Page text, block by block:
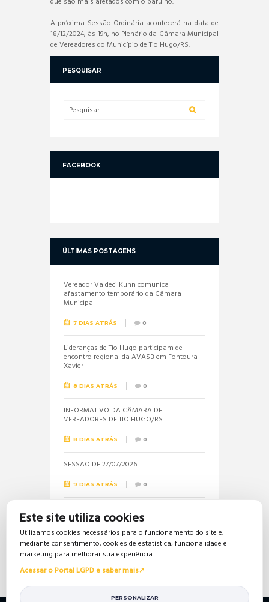
A próxima Sessão Ordinária acontecerá na data de
18/12/2024, às 19h, no Plenário da Câmara Municipal
de Vereadores do Município de Tio Hugo/RS.
PESQUISAR
FACEBOOK
ÚLTIMAS POSTAGENS
Vereador Valdeci Kuhn comunica
afastamento temporário da Câmara
Municipal
7 DIAS ATRÁS 0
Lideranças de Tio Hugo participam de
encontro regional da AVASB em Fontoura
Xavier
8 DIAS ATRÁS 0
INFORMATIVO DA CÂMARA DE
VEREADORES DE TIO HUGO/RS
8 DIAS ATRÁS 0
SESSÃO DE 27/07/2026
9 DIAS ATRÁS 0
Informações sobre a realização do próximo
concurso público são solicitadas pela
vereadora Jéssica
18 DIAS ATRÁS 0
Este site utiliza cookies
Utilizamos cookies necessários para o funcionamento do site e,
mediante consentimento, cookies de estatística, funcionalidade e
marketing para melhorar sua experiência.
Acessar o Portal LGPD e saber mais
PERSONALIZAR